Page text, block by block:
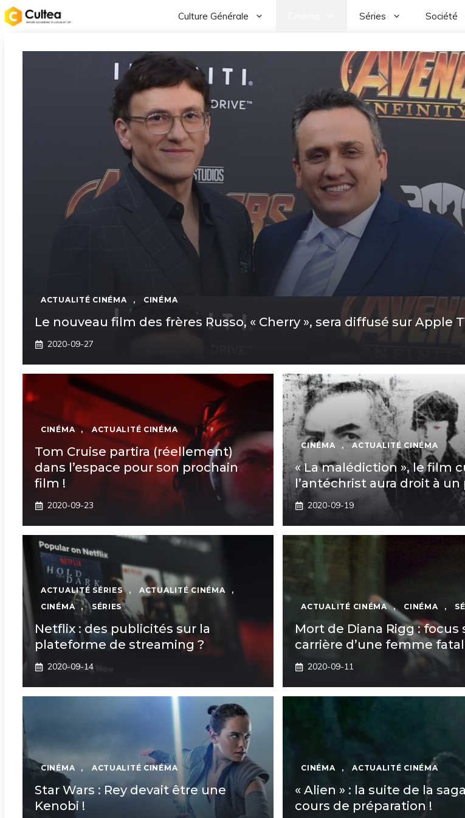
Aller
au
Culture Générale Séries Société
ACTUALITÉ CINÉMA , CINÉMA
Le nouveau film des frères Russo, « Cherry », sera diffusé sur Apple
2020-09-27
CINÉMA , ACTUALITÉ CINÉMA
Tom Cruise partira (réellement)
dans l’espace pour son prochain
film !
2020-09-23
CINÉMA , ACTUALITÉ CINÉMA
« La malédiction », le film
l’antéchrist aura droit à
2020-09-19
ACTUALITÉ SÉRIES , ACTUALITÉ CINÉMA
,
CINÉMA
, SÉRIES
Netflix : des publicités sur la
plateforme de streaming ?
2020-09-14
ACTUALITÉ CINÉMA , CINÉMA ,
Mort de Diana Rigg : focus
carrière d’une femme
2020-09-11
CINÉMA , ACTUALITÉ CINÉMA
Star Wars : Rey devait être une
Kenobi !
CINÉMA , ACTUALITÉ CINÉMA
« Alien » : la suite de la
cours de préparation !